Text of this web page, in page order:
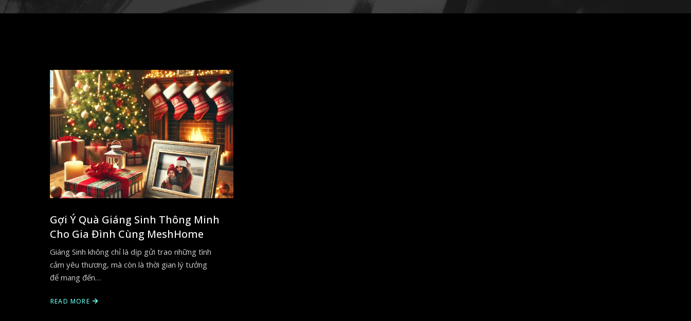
Gợi Ý Quà Giáng Sinh Thông Minh
Cho Gia Đình Cùng MeshHome
Giáng Sinh không chỉ là dịp gửi trao những tình
cảm yêu thương, mà còn là thời gian lý tưởng
để mang đến…
READ MORE